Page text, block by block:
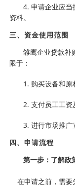
4. 申请企业应
资料。
三、资金使用范围
雏鹰企业贷款补
限于：
1. 购买设备和原
2. 支付员工工资
3. 进行市场推广
四、申请流程
第一步：了解政
在申请之前，需要